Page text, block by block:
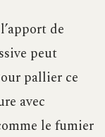
de
peut
pallier ce
avec
le fumier